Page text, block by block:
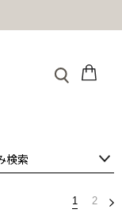
検索
1 2